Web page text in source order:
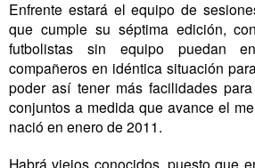
Enfrente estará el equipo de
que cumple su séptima edición,
futbolistas sin equipo puedan
compañeros en idéntica situación
poder así tener más facilidades
conjuntos a medida que avance el
nació en enero de 2011.
Habrá viejos conocidos, puesto que